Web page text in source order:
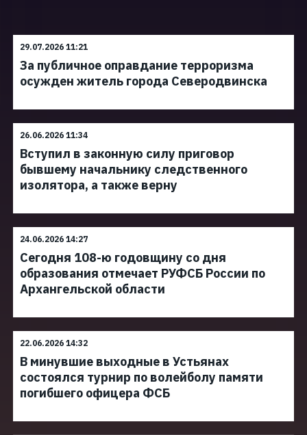
29.07.2026 11:21
За публичное оправдание терроризма
осужден житель города Северодвинска
26.06.2026 11:34
Вступил в законную силу приговор
бывшему начальнику следственного
изолятора, а также верну
24.06.2026 14:27
Сегодня 108-ю годовщину со дня
образования отмечает РУФСБ России по
Архангельской области
22.06.2026 14:32
В минувшие выходные в Устьянах
состоялся турнир по волейболу памяти
погибшего офицера ФСБ